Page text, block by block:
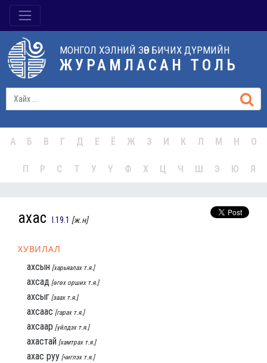
МОНГОЛ ХЭЛНИЙ ЗӨВ БИЧИХ ДҮРМИЙН
ЖУРАМЛАСАН ТОЛЬ
А Б В Г Д Е Ё Ж З И К Л М Н О
П Р С Т У Ү Ф Х Ц Ч Ш Э Ю Я
ахас I.19.1 [ж.н]
ХУВИЛАЛ
ахсын [харьяалах т.я.]
ахсад [өгөх орших т.я.]
ахсыг [заах т.я.]
ахсаас [гарах т.я.]
ахсаар [үйлдэх т.я.]
ахастай [хамтрах т.я.]
ахас руу [чиглэх т.я.]